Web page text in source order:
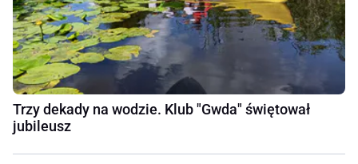
Trzy dekady na wodzie. Klub "Gwda" świętował
jubileusz